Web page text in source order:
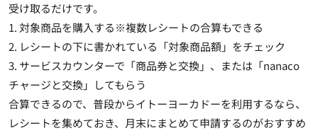
受け取るだけです。
1. 対象商品を購入する※複数レシートの合算もできる
2. レシートの下に書かれている「対象商品額」をチェック
3. サービスカウンターで「商品券と交換」、または「nanaco
チャージと交換」してもらう
合算できるので、普段からイトーヨーカドーを利用するなら、
レシートを集めておき、 月末にまとめて申請するのがおすすめ